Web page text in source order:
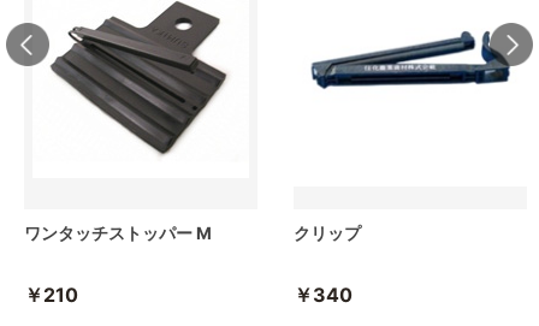
ワンタッチストッパー M
￥210
クリップ
￥340